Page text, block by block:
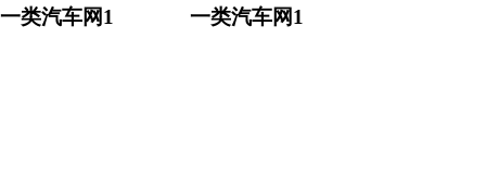
一类汽车网1 一类汽车网1